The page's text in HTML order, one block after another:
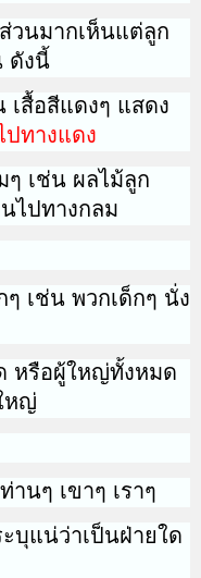
วนมากเห็นแต่ลูก
ดังนี้
เสื้อสีแดงๆ แสดง
ทางแดง
ๆ เช่น ผลไม้ลูก
ไปทางกลม
เช่น พวกเด็กๆ นั่ง
หรือผู้ใหญ่ทั้งหมด
หญ่
านๆ เขาๆ เราๆ
บุแน่ว่าเป็นฝ่ายใด